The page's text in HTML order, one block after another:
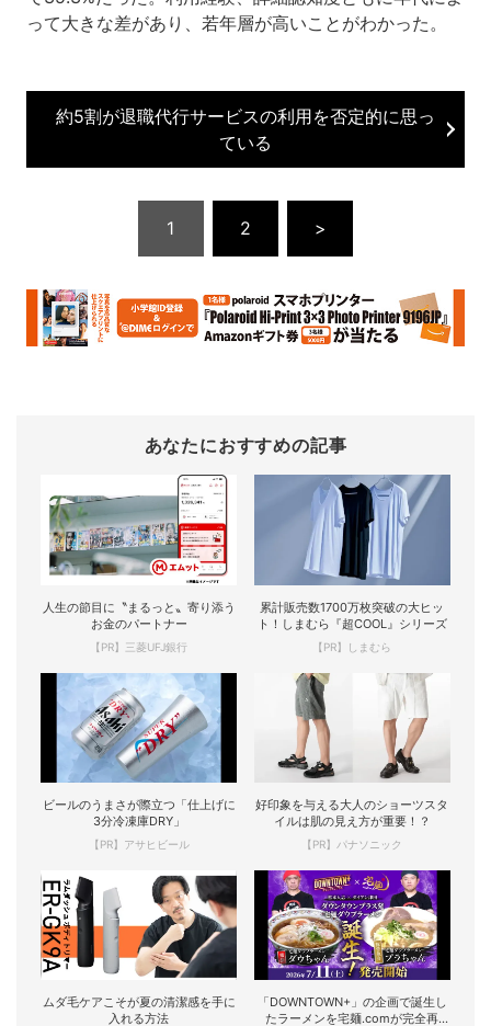
って大きな差があり、若年層が高いことがわかった。
約5割が退職代行サービスの利用を否定的に思っ
ている
1 2 >
あなたにおすすめの記事
人生の節目に〝まるっと〟寄り添う
お金のパートナー
【PR】三菱UFJ銀行
累計販売数1700万枚突破の大ヒッ
ト！しまむら『超COOL』シリーズ
【PR】しまむら
ビールのうまさが際立つ「仕上げに
3分冷凍庫DRY」
【PR】アサヒビール
好印象を与える大人のショーツスタ
イルは肌の見え方が重要！？
【PR】パナソニック
ムダ毛ケアこそが夏の清潔感を手に
入れる方法
「DOWNTOWN+」の企画で誕生し
たラーメンを宅麺.comが完全再